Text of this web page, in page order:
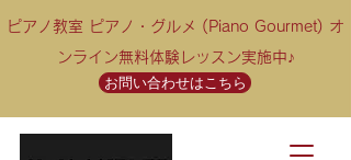
ピアノ教室 ピアノ・グルメ (Piano Gourmet) オ
ンライン無料体験レッスン実施中♪
お問い合わせはこちら